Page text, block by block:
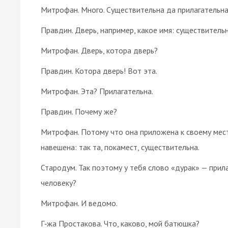
Митрофан. Много. Существительна да
Правдин. Дверь, например, какое имя:
Митрофан. Дверь, котора дверь?
Правдин. Котора дверь! Вот эта.
Митрофан. Эта? Прилагательна.
Правдин. Почему же?
Митрофан. Потому что она приложена к своему
навешена: так та, покамест, существительна.
Стародум. Так поэтому у тебя слово «дурак» —
человеку?
Митрофан. И ведомо.
Г‑жа Простакова. Что, каково, мой батюшка?